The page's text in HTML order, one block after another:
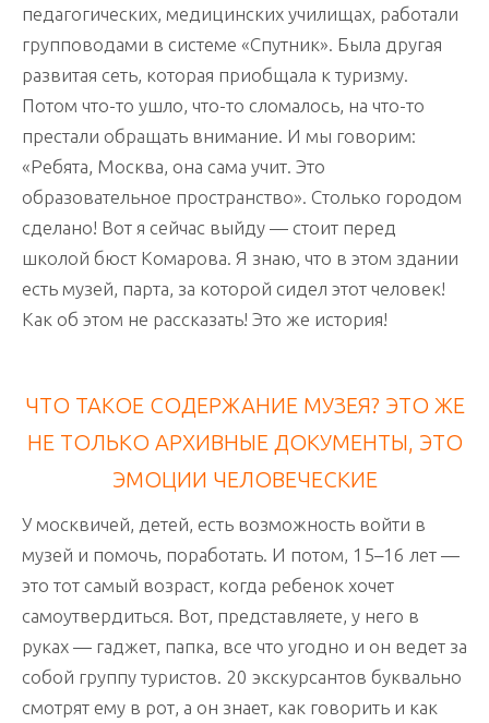
педагогических, медицинских училищах, работали
групповодами в системе «Спутник». Была другая
развитая сеть, которая приобщала к туризму.
Потом что-то ушло, что-то сломалось, на что-то
престали обращать внимание. И мы говорим:
«Ребята, Москва, она сама учит. Это
образовательное пространство». Столько городом
сделано! Вот я сейчас выйду — стоит перед
школой бюст Комарова. Я знаю, что в этом здании
есть музей, парта, за которой сидел этот человек!
Как об этом не рассказать! Это же история!
ЧТО ТАКОЕ СОДЕРЖАНИЕ МУЗЕЯ? ЭТО ЖЕ
НЕ ТОЛЬКО АРХИВНЫЕ ДОКУМЕНТЫ, ЭТО
ЭМОЦИИ ЧЕЛОВЕЧЕСКИЕ
У москвичей, детей, есть возможность войти в
музей и помочь, поработать. И потом, 15–16 лет —
это тот самый возраст, когда ребенок хочет
самоутвердиться. Вот, представляете, у него в
руках — гаджет, папка, все что угодно и он ведет за
собой группу туристов. 20 экскурсантов буквально
смотрят ему в рот, а он знает, как говорить и как